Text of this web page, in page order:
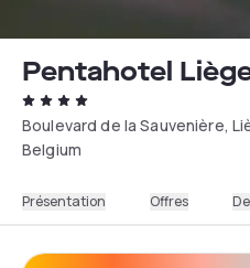
Pentahotel
Boulevard de la Sauvenière,
Belgium
Présentation Offres